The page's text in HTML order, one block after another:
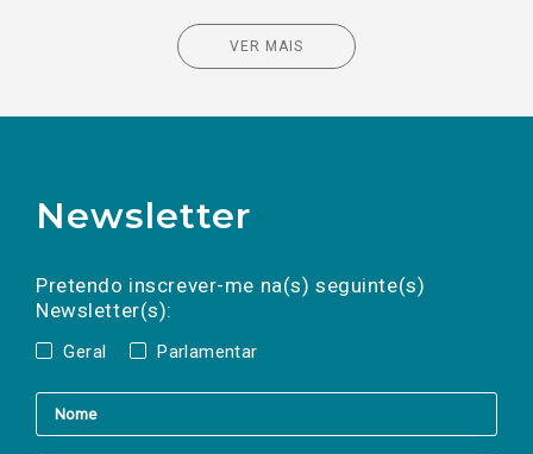
VER MAIS
Newsletter
Pretendo inscrever-me na(s) seguinte(s)
Newsletter(s):
Geral Parlamentar
a(s) newsletter(s).
mail